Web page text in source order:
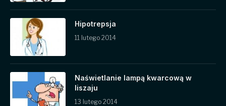
Hipotrepsja
11 lutego 2014
Naświetlanie lampą kwarcową w
liszaju
13 lutego 2014